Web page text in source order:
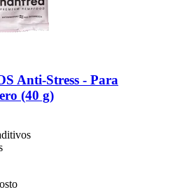
Anti-​Stress -​ Para
(40 g)